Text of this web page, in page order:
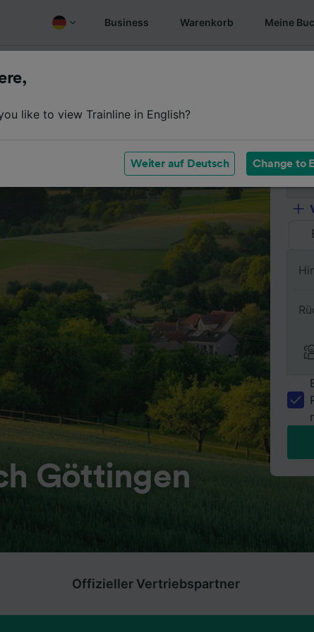
Business Warenkorb Meine
Göttingen
Offizieller Vertriebspartner
like to view Trainline in English?
Weiter auf Deutsch Change to